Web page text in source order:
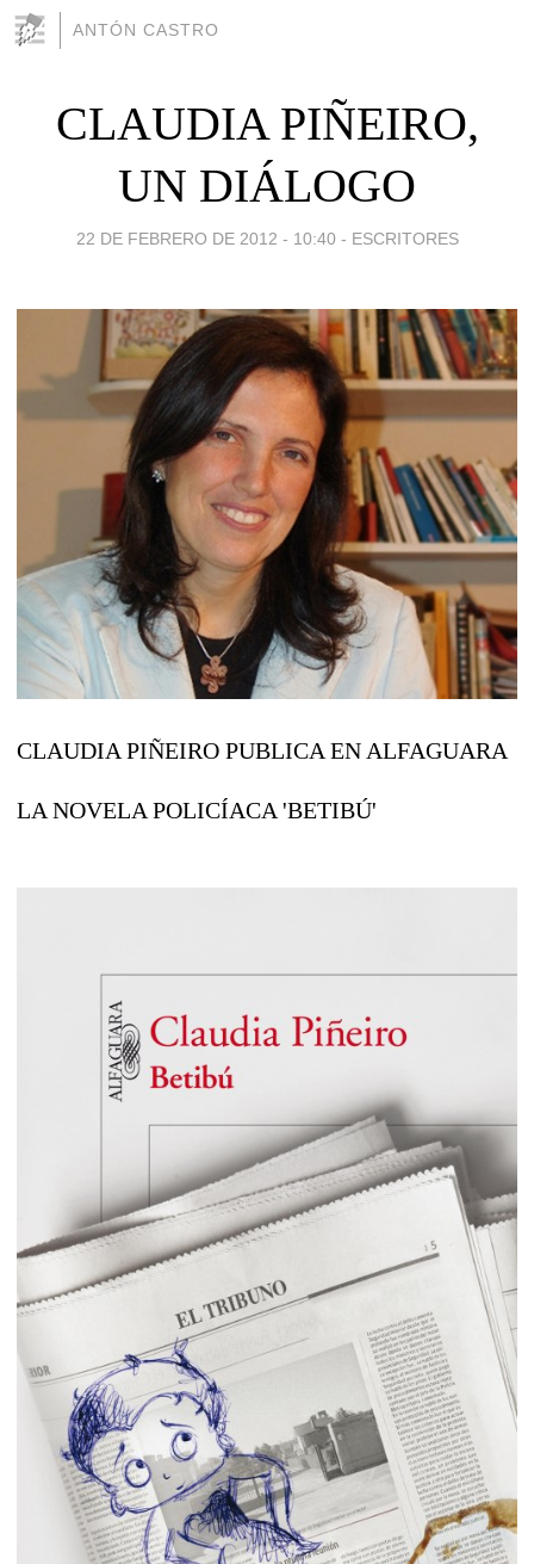
ANTÓN CASTRO
CLAUDIA PIÑEIRO,
UN DIÁLOGO
22 DE FEBRERO DE 2012 - 10:40 - ESCRITORES
CLAUDIA PIÑEIRO PUBLICA EN ALFAGUARA
LA NOVELA POLICÍACA 'BETIBÚ'